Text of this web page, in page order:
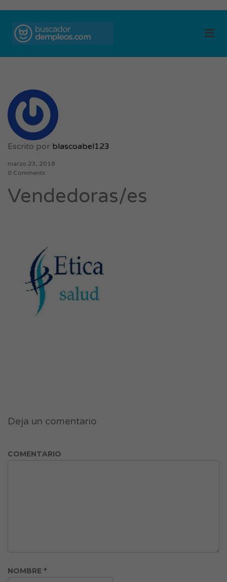
Escrito por blascoabel123
marzo 23, 2018
0 Comments
Vendedoras/es
Deja un comentario
COMENTARIO
NOMBRE *